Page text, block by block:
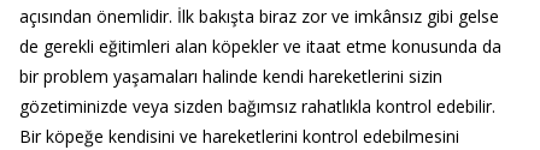
açısından önemlidir. İlk bakışta biraz zor ve imkânsız gibi gelse
de gerekli eğitimleri alan köpekler ve itaat etme konusunda da
bir problem yaşamaları halinde kendi hareketlerini sizin
gözetiminizde veya sizden bağımsız rahatlıkla kontrol edebilir.
Bir köpeğe kendisini ve hareketlerini kontrol edebilmesini